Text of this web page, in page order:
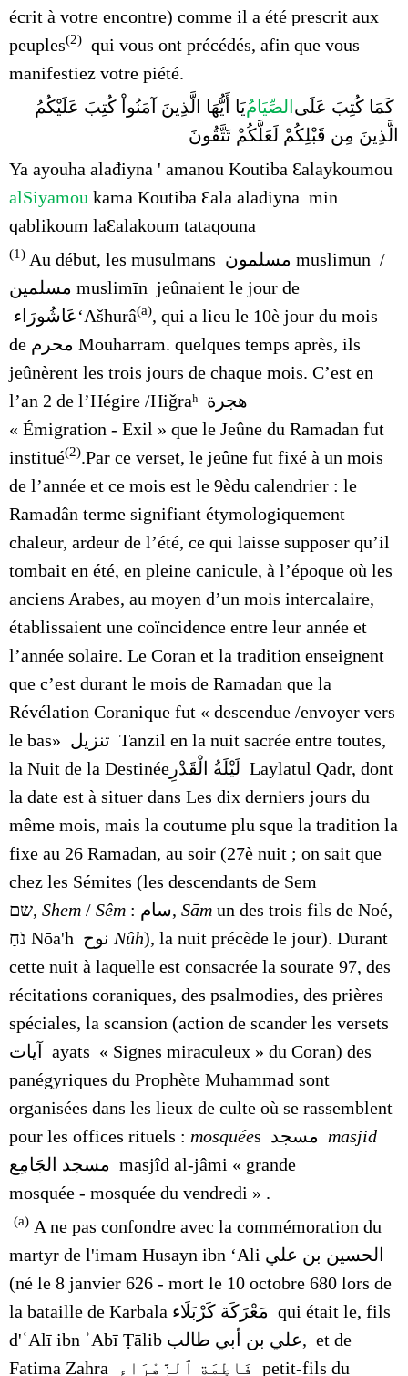
écrit à votre encontre) comme il a été prescrit aux
peuples(2)
qui vous ont précédés, afin que vous
manifestiez votre piété.
يَا أَيُّهَا الَّذِينَ آمَنُواْ كُتِبَ عَلَيْكُمُالصِّيَامُ كَمَا كُتِبَ عَلَى
الَّذِينَ مِن قَبْلِكُمْ لَعَلَّكُمْ تَتَّقُونَ
Ya ayouha alađiyna ' amanou Koutiba Ɛalaykoumou
alSiyamou kama Koutiba Ɛala alađiyna min
qablikoum laƐalakoum tataqouna
(1) Au début, les musulmans مسلمون muslimūn /
مسلمين muslimīn jeûnaient le jour de
عَاشُورَاء‘Ašhurâ(a), qui a lieu le 10è jour du mois
de محرم Mouharram. quelques temps après, ils
jeûnèrent les trois jours de chaque mois. C’est en
l’an 2 de l’Hégire /Hiǧraʰ هجرة
« Émigration - Exil » que le Jeûne du Ramadan fut
institué(2).Par ce verset, le jeûne fut fixé à un mois
de l’année et ce mois est le 9èdu calendrier : le
Ramadân terme signifiant étymologiquement
chaleur, ardeur de l’été, ce qui laisse supposer qu’il
tombait en été, en pleine canicule, à l’époque où les
anciens Arabes, au moyen d’un mois intercalaire,
établissaient une coïncidence entre leur année et
l’année solaire. Le Coran et la tradition enseignent
que c’est durant le mois de Ramadan que la
Révélation Coranique fut « descendue /envoyer vers
le bas» تنزيل Tanzil en la nuit sacrée entre toutes,
la Nuit de la Destinée لَيْلَةُ الْقَدْرِ Laylatul Qadr, dont
la date est à situer dans Les dix derniers jours du
même mois, mais la coutume plu sque la tradition la
fixe au 26 Ramadan, au soir (27è nuit ; on sait que
chez les Sémites (les descendants de Sem
שם, Shem / Sêm : سام, Sām un des trois fils de Noé,
נֹחַ
Nûh), la nuit précède le jour). Durant
cette nuit à laquelle est consacrée la sourate 97, des
récitations coraniques, des psalmodies, des prières
spéciales, la scansion (action de scander les versets
آيات
ayats « Signes miraculeux » du Coran) des
panégyriques du Prophète Muhammad sont
organisées dans les lieux de culte où se rassemblent
pour les offices rituels : mosquées مسجد masjid
مسجد الجَامِع masjîd al-jâmi « grande
mosquée - mosquée du vendredi » .
(a) A ne pas confondre avec la commémoration du
martyr de l'imam Husayn ibn ‘Ali الحسين بن علي
(né le 8 janvier 626 - mort le 10 octobre 680 lors de
la bataille de Karbala مَعْرَكَة كَرْبَلَاء qui était le, fils
d'ʿAlī ibn ʾAbī Ṭālib علي بن أبي طالب, et de
Fatima Zahra فَاطِمَة ٱلزَّهْرَاء petit-fils du